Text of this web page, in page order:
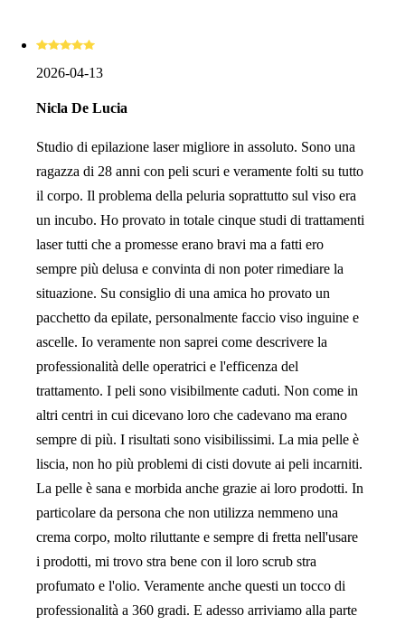
2026-04-13
Nicla De Lucia
Studio di epilazione laser migliore in assoluto. Sono una
ragazza di 28 anni con peli scuri e veramente folti su tutto
il corpo. Il problema della peluria soprattutto sul viso era
un incubo. Ho provato in totale cinque studi di trattamenti
laser tutti che a promesse erano bravi ma a fatti ero
sempre più delusa e convinta di non poter rimediare la
situazione. Su consiglio di una amica ho provato un
pacchetto da epilate, personalmente faccio viso inguine e
ascelle. Io veramente non saprei come descrivere la
professionalità delle operatrici e l'efficenza del
trattamento. I peli sono visibilmente caduti. Non come in
altri centri in cui dicevano loro che cadevano ma erano
sempre di più. I risultati sono visibilissimi. La mia pelle è
liscia, non ho più problemi di cisti dovute ai peli incarniti.
La pelle è sana e morbida anche grazie ai loro prodotti. In
particolare da persona che non utilizza nemmeno una
crema corpo, molto riluttante e sempre di fretta nell'usare
i prodotti, mi trovo stra bene con il loro scrub stra
profumato e l'olio. Veramente anche questi un tocco di
professionalità a 360 gradi. E adesso arriviamo alla parte